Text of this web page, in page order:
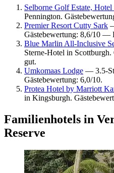
Selborne Golf Estate, Hotel
Pennington.
Premier Resort Cutty Sark
Gästebewertung: 8,6/10 —
Blue Marlin All-Inclusive
Sterne-Hotel in
gut.
Umkomaas Lodge — 3.5-
Gästebewertung: 6,0/10.
Protea Hotel by Marriott
in Kingsburgh.
Familienhotels in
Reserve